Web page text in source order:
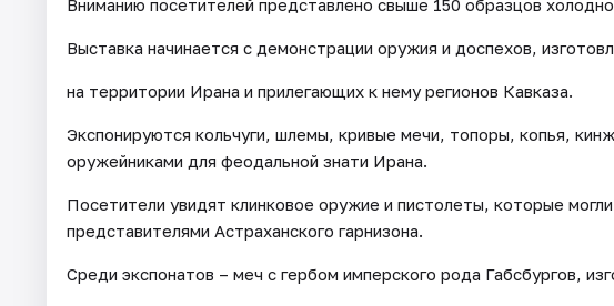
Вниманию посетителей представлено свыше 150 образцов
Выставка начинается с демонстрации оружия и доспехов,
на территории Ирана и прилегающих к нему регионов Кавказа.
Экспонируются кольчуги, шлемы, кривые мечи, топоры, копья,
оружейниками для феодальной знати Ирана.
Посетители увидят клинковое оружие и пистолеты, которые
представителями Астраханского гарнизона.
Среди экспонатов – меч с гербом имперского рода Габсбургов,